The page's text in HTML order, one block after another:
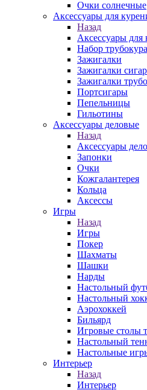
Очки солнечные
Аксессуары для
Назад
Аксессуары для
Набор
Зажигалки
Зажигалки
Зажигалки
Портсигары
Пепельницы
Гильотины
Аксессуары деловые
Назад
Аксессуары
Запонки
Очки
Кожгалантерея
Кольца
Аксессы
Игры
Назад
Игры
Покер
Шахматы
Шашки
Нарды
Настольный
Настольный
Аэрохоккей
Бильярд
Игровые столы
Настольный
Настольные
Интерьер
Назад
Интерьер